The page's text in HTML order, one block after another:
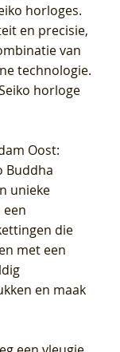
horloges.
en precisie,
van
technologie.
horloge
Oost:
Buddha
unieke
die
met een
en maak